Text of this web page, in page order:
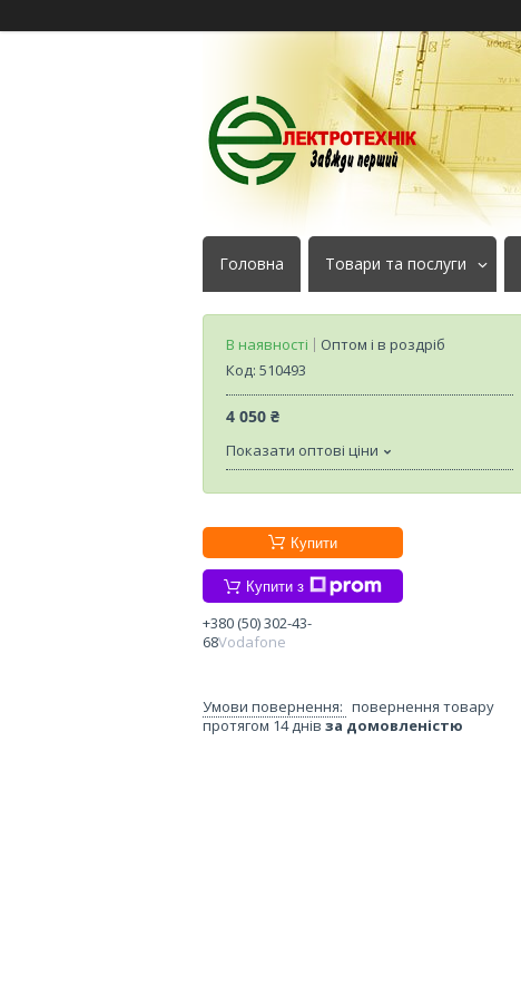
Головна Товари та послуги
В наявності
Оптом і в роздріб
Код: 510493
4 050 ₴
Показати оптові ціни
Купити
Купити з
+380 (50) 302-43-
68Vodafone
повернення товару
протягом 14 днів за домовленістю